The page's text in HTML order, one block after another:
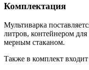
Комплектация
Мультиварка
литров, контейнером
мерным стаканом.
Также в комплект